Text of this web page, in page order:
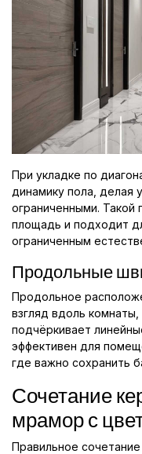
При укладке по
динамику пола, делая
ограниченными. Такой
площадь и подходит
ограниченным
Продольные
Продольное
взгляд вдоль
подчёркивает
эффективен для
где важно сохранить
Сочетание
мрамор с
Правильное